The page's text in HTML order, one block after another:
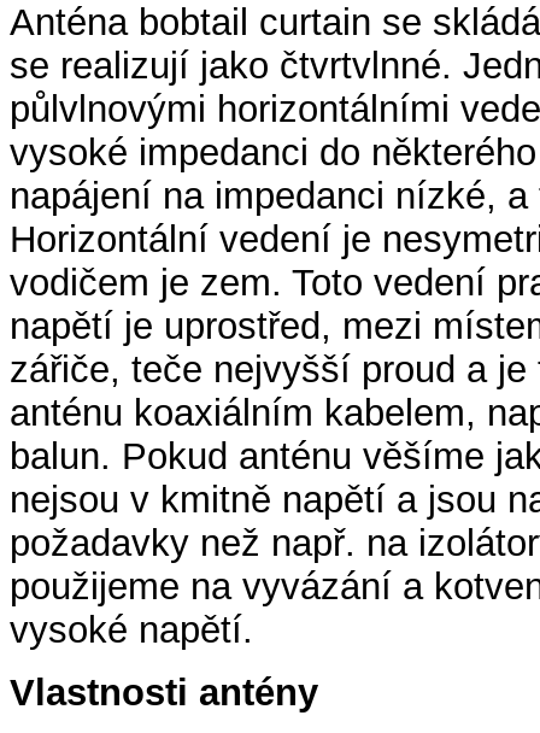
Anténa bobtail curtain se
se realizují jako čtvrtvlnné.
půlvlnovými horizontálními
vysoké impedanci do
napájení na impedanci nízké,
Horizontální vedení je
vodičem je zem. Toto vedení
napětí je uprostřed, mezi
zářiče, teče nejvyšší proud a
anténu koaxiálním kabelem,
balun. Pokud anténu věšíme
nejsou v kmitně napětí a jsou
požadavky než např. na
použijeme na vyvázání a
vysoké napětí.
Vlastnosti antény